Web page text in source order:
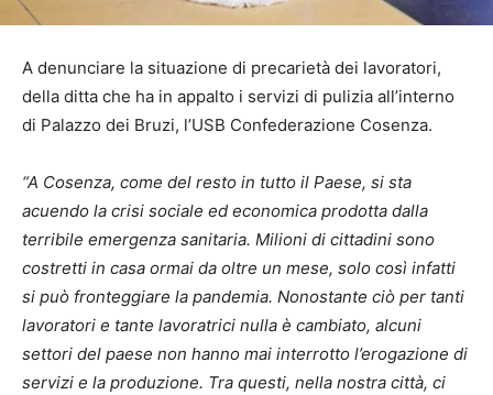
A denunciare la situazione di precarietà dei lavoratori,
della ditta che ha in appalto i servizi di pulizia all’interno
di Palazzo dei Bruzi, l’USB Confederazione Cosenza.
“A Cosenza, come del resto in tutto il Paese, si sta
acuendo la crisi sociale ed economica prodotta dalla
terribile emergenza sanitaria. Milioni di cittadini sono
costretti in casa ormai da oltre un mese, solo così infatti
si può fronteggiare la pandemia. Nonostante ciò per tanti
lavoratori e tante lavoratrici nulla è cambiato, alcuni
settori del paese non hanno mai interrotto l’erogazione di
servizi e la produzione. Tra questi, nella nostra città, ci